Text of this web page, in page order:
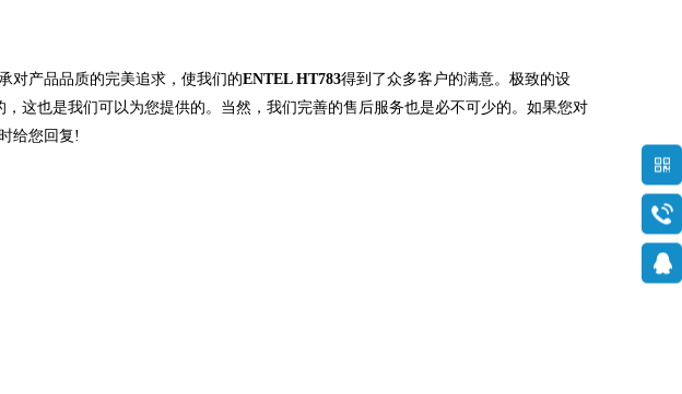
对产品品质的完美追求，使我们的ENTEL HT783得到了众多客户的满意。极致的设
这也是我们可以为您提供的。当然，我们完善的售后服务也是必不可少的。如果您对
给您回复!